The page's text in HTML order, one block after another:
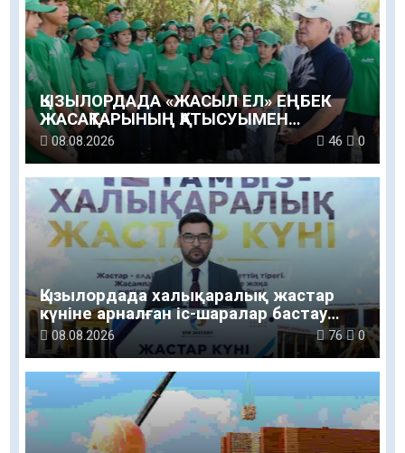
ҚЫЗЫЛОРДАДА «ЖАСЫЛ ЕЛ» ЕҢБЕК
ЖАСАҚТАРЫНЫҢ ҚАТЫСУЫМЕН
ЭКОЛОГИЯЛЫҚ СЕНБІЛІК ӨТТІ
08.08.2026 46 0
Қызылордада халықаралық жастар
күніне арналған іс-шаралар бастау
алды
08.08.2026 76 0